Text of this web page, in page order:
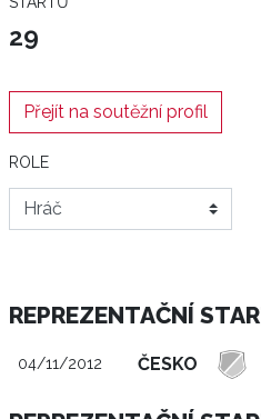
29
Přejít na soutěžní profil
ROLE
REPREZENTAČNÍ
04/11/2012 ČESKO